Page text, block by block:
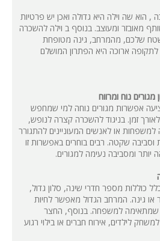
, הוא שה וילה היא גדולה ואכן יש פרטיות
מאובזר ומעוצב. בנוסף ב וילה להשכרה
שלכם, מהמרחב, גינה מטופחת
ארוכה היא הפתרון המושלם
נוח ומרווח
אפשרות מגורים נוחה למי שמחפש
זמן. בניגוד להשכרה קצרה לנופש,
או לאנשים המעוניינים להתגורר
שקטה. רבים בוחרים באפשרות זו
יותר ומסביבה נעימה למגורים.
כוללות מספר חדרי שינה, סלון גדול,
או גינה. המרחב הגדול מאפשר לחיות
שמתאימה למשפחה. בנוסף, החצר
לילדים, אירוח חברים או בילוי רגוע